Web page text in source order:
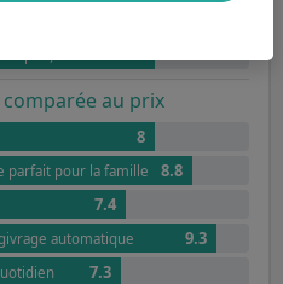
au prix
8
parfait pour la famille 8.8
7.4
automatique 9.3
7.3